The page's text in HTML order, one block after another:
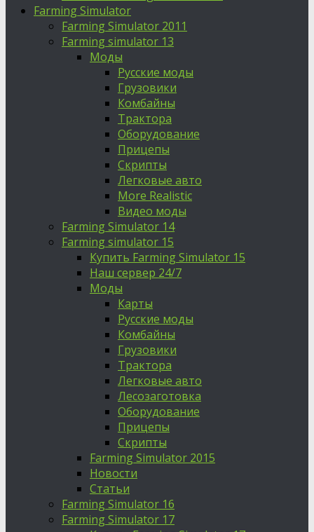
Farming Simulator
Farming Simulator 2011
Farming simulator 13
Моды
Русские моды
Грузовики
Комбайны
Трактора
Оборудование
Прицепы
Скрипты
Легковые авто
More Realistic
Видео моды
Farming Simulator 14
Farming simulator 15
Купить Farming Simulator 15
Наш сервер 24/7
Моды
Карты
Русские моды
Комбайны
Грузовики
Трактора
Легковые авто
Лесозаготовка
Оборудование
Прицепы
Скрипты
Farming Simulator 2015
Новости
Статьи
Farming Simulator 16
Farming Simulator 17